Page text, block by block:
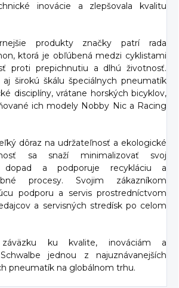
inovácie a zlepšovala kvalitu
produkty značky patrí rada
ktorá je obľúbená medzi cyklistami
proti prepichnutiu a dlhú životnosť.
aj širokú škálu špeciálnych pneumatík
disciplíny, vrátane horských bicyklov,
ich modely Nobby Nic a Racing
dôraz na udržateľnosť a ekologické
sa snaží minimalizovať svoj
dopad a podporuje recykláciu a
procesy. Svojim zákazníkom
podporu a servis prostredníctvom
a servisných stredísk po celom
ku kvalite, inováciám a
jednou z najuznávanejších
pneumatík na globálnom trhu.